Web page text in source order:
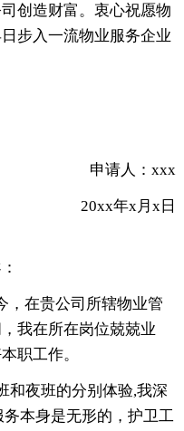
创造财富。衷心祝愿物
步入一流物业服务企业
申请人：xxx
20xx年x月x日
，在贵公司所辖物业管
我在所在岗位兢兢业
职工作。
和夜班的分别体验,我深
本身是无形的，护卫工